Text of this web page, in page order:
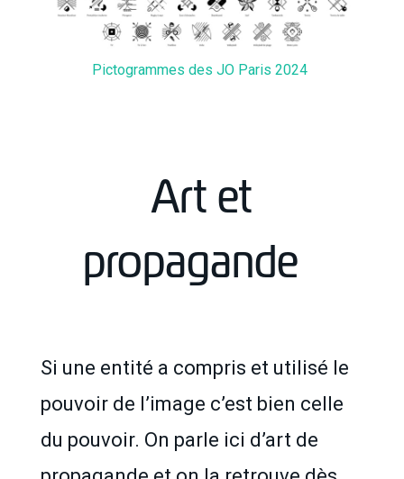
Pictogrammes des JO Paris 2024
Art et
propagande
Si une entité a compris et utilisé le
pouvoir de l’image c’est bien celle
du pouvoir. On parle ici d’art de